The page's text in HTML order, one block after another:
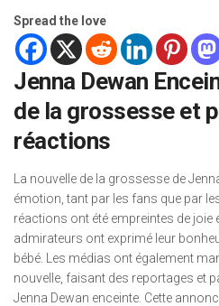
Spread the love
Jenna Dewan
de la grossesse et
réactions
La nouvelle de la grossesse de
émotion, tant par les fans que par
réactions ont été empreintes de joie
admirateurs ont exprimé leur
bébé. Les médias ont également
nouvelle, faisant des reportages et
Jenna Dewan enceinte. Cette